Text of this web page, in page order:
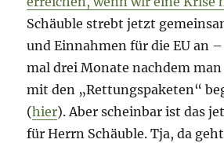
Schäuble strebt jetzt
und Einnahmen für die EU an
mal drei Monate nachdem
mit den „Rettungspaketen“
(hier). Aber scheinbar ist das
für Herrn Schäuble. Tja, da